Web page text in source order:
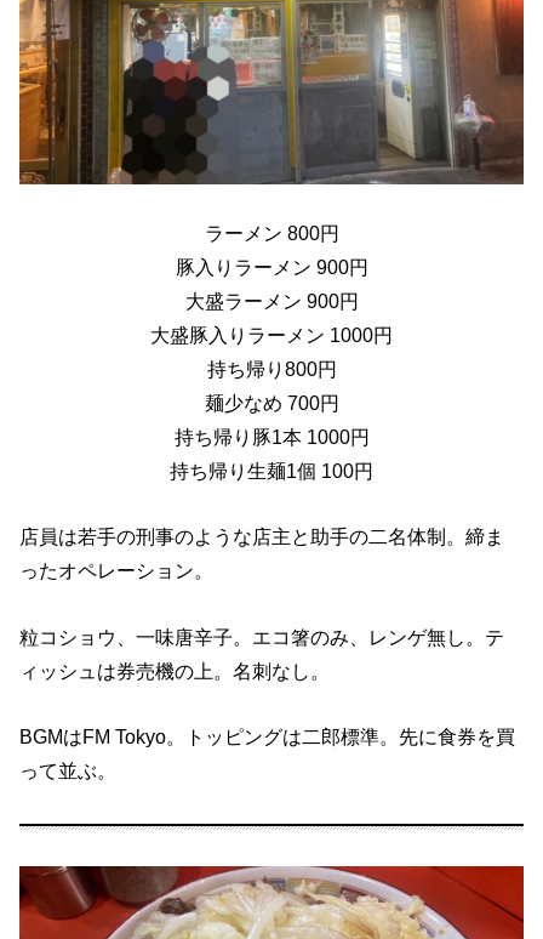
ラーメン 800円
豚入りラーメン 900円
大盛ラーメン 900円
大盛豚入りラーメン 1000円
持ち帰り800円
麺少なめ 700円
持ち帰り豚1本 1000円
持ち帰り生麺1個 100円
店員は若手の刑事のような店主と助手の二名体制。締ま
ったオペレーション。
粒コショウ、一味唐辛子。エコ箸のみ、レンゲ無し。テ
ィッシュは券売機の上。名刺なし。
BGMはFM Tokyo。トッピングは二郎標準。先に食券を買
って並ぶ。